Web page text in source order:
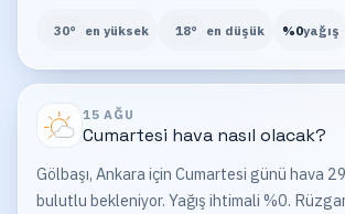
30° en yüksek 18° en düşük %0yağış
15 AĞU
Cumartesi hava nasıl olacak?
Gölbaşı, Ankara için Cumartesi günü hava
bulutlu bekleniyor. Yağış ihtimali %0.